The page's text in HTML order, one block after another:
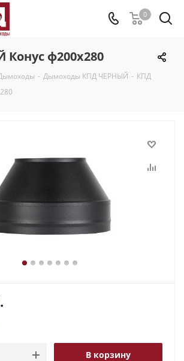
0
ф200х280
- Дымоходы КПД ЧЕРНЫЙ - КПД
В корзину